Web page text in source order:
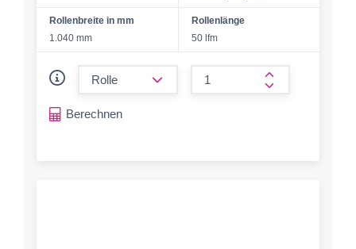
Rollenbreite in mm
1.040 mm
Rollenlänge
50 lfm
form.increase-
Berechnen